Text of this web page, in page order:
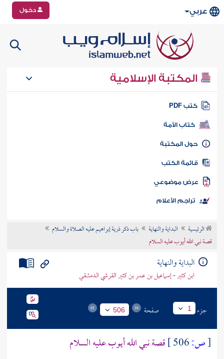
عربي دخول
المكتبة الإسلامية
كتب PDF
كتاب الأمة
المكتبة
الكتب
موضوعي
تراجم الأعلام
الرئيسية البداية والنهاية
باب ذكر ذرية إبراهيم عليه الصلاة والسلام
قصة نبي الله أيوب عليه السلام
البداية والنهاية
ابن كثير - إسماعيل بن عمر بن كثير القرشي الدمشقي
جزء 1 صفحة 506
[ص: قصة نبي اللهأيوبعليه السلام